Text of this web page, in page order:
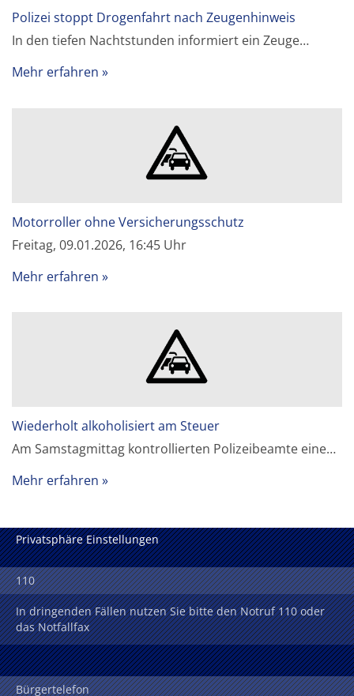
Polizei stoppt Drogenfahrt nach Zeugenhinweis
In den tiefen Nachtstunden informiert ein Zeuge…
Mehr erfahren
Motorroller ohne Versicherungsschutz
Freitag, 09.01.2026, 16:45 Uhr
Mehr erfahren
Wiederholt alkoholisiert am Steuer
Am Samstagmittag kontrollierten Polizeibeamte eine…
Mehr erfahren
Privatsphäre Einstellungen
110
In dringenden Fällen nutzen Sie bitte den Notruf 110 oder
das Notfallfax
Bürgertelefon